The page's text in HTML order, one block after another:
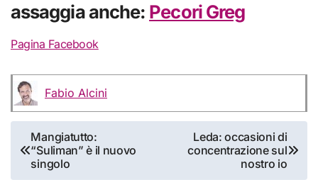
assaggia anche: Pecori Greg
Pagina Facebook
Fabio Alcini
Navigazione
articoli
Mangiatutto:
“Suliman” è il nuovo
singolo
Leda: occasioni di
concentrazione sul
nostro io